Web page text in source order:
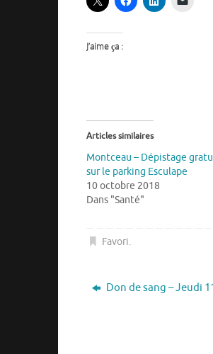
J’aime ça :
Articles similaires
Montceau – Dépistage
sur le parking Esculape
10 octobre 2018
Dans "Santé"
Favori.
Don de sang – Jeudi